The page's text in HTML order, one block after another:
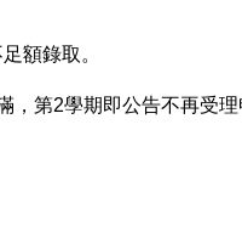
額錄取。
，第2學期即公告不再受理